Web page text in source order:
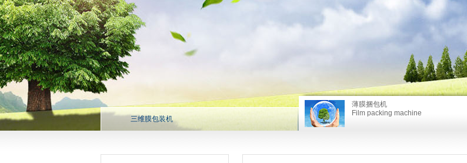
三维膜包装机 薄膜捆包机
薄膜捆包机
Film packing machine